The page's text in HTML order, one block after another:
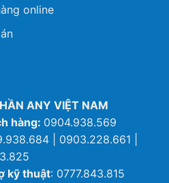
online
ANY VIỆT NAM
hàng: 0904.938.569
| 0903.228.661 |
kỹ thuật: 0777.843.815